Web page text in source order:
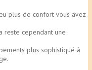
plus de confort vous avez
reste cependant une
plus sophistiqué à